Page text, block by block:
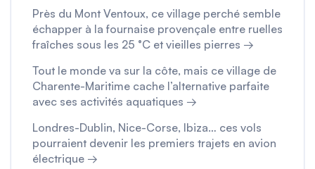
Près du Mont Ventoux, ce village perché semble
échapper à la fournaise provençale entre ruelles
fraîches sous les 25 °C et vieilles pierres →
Tout le monde va sur la côte, mais ce village de
Charente-Maritime cache l’alternative parfaite
avec ses activités aquatiques →
Londres-Dublin, Nice-Corse, Ibiza… ces vols
pourraient devenir les premiers trajets en avion
électrique →